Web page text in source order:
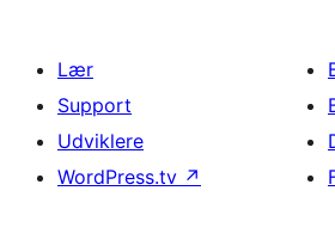
Lær
Support
Udviklere
WordPress.tv ↗